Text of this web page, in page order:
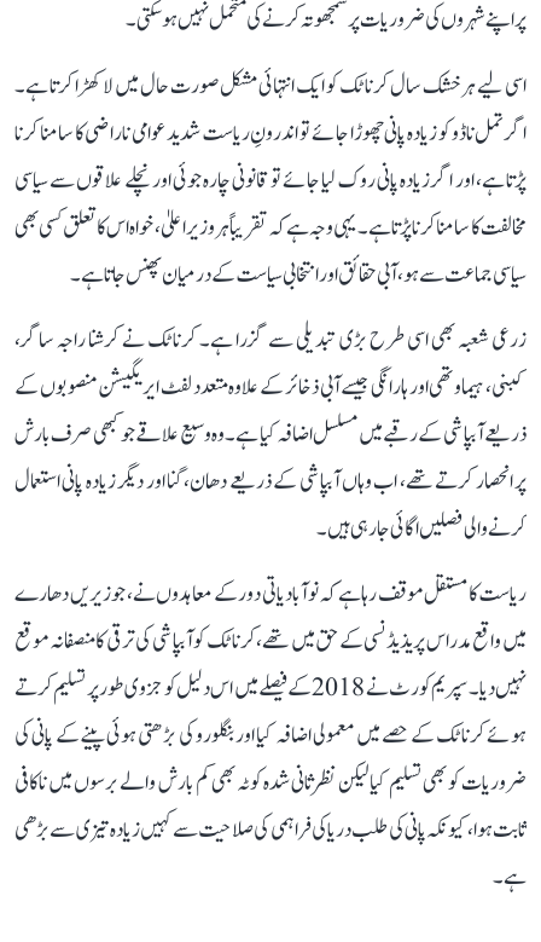
پر اپنے شہروں کی ضروریات پر سمجھوتہ کرنے کی متحمل نہیں ہو سکتی۔
اسی لیے ہر خشک سال کرناٹک کو ایک انتہائی مشکل صورت حال میں لا کھڑا کرتا ہے۔
اگر تمل ناڈو کو زیادہ پانی چھوڑا جائے تو اندرونِ ریاست شدید عوامی ناراضی کا سامنا کرنا
پڑتا ہے، اور اگر زیادہ پانی روک لیا جائے تو قانونی چارہ جوئی اور نچلے علاقوں سے سیاسی
مخالفت کا سامنا کرنا پڑتا ہے۔ یہی وجہ ہے کہ تقریباً ہر وزیر اعلیٰ، خواہ اس کا تعلق کسی بھی
سیاسی جماعت سے ہو، آبی حقائق اور انتخابی سیاست کے درمیان پھنس جاتا ہے۔
زرعی شعبہ بھی اسی طرح بڑی تبدیلی سے گزرا ہے۔ کرناٹک نے کرشنا راجہ ساگر،
کبنی، ہیماوتھی اور ہارانگی جیسے آبی ذخائر کے علاوہ متعدد لفٹ ایریگیشن منصوبوں کے
ذریعے آبپاشی کے رقبے میں مسلسل اضافہ کیا ہے۔ وہ وسیع علاقے جو کبھی صرف بارش
پر انحصار کرتے تھے، اب وہاں آبپاشی کے ذریعے دھان، گنا اور دیگر زیادہ پانی استعمال
کرنے والی فصلیں اگائی جا رہی ہیں۔
ریاست کا مستقل موقف رہا ہے کہ نوآبادیاتی دور کے معاہدوں نے، جو زیریں دھارے
میں واقع مدراس پریذیڈنسی کے حق میں تھے، کرناٹک کو آبپاشی کی ترقی کا منصفانہ موقع
نہیں دیا۔ سپریم کورٹ نے 2018 کے فیصلے میں اس دلیل کو جزوی طور پر تسلیم کرتے
ہوئے کرناٹک کے حصے میں معمولی اضافہ کیا اور بنگلورو کی بڑھتی ہوئی پینے کے پانی کی
ضروریات کو بھی تسلیم کیا لیکن نظرثانی شدہ کوٹہ بھی کم بارش والے برسوں میں ناکافی
ثابت ہوا، کیونکہ پانی کی طلب دریا کی فراہمی کی صلاحیت سے کہیں زیادہ تیزی سے بڑھی
ہے۔